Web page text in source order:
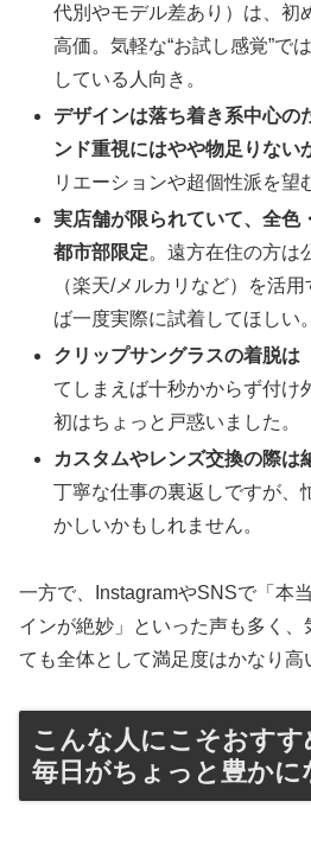
代別やモデル差あり）は、初
高価。気軽な“お試し感覚”で
している人向き。
デザインは落ち着き系中心の
ンド重視にはやや物足りない
リエーションや超個性派を望
実店舗が限られていて、全色
都市部限定。遠方在住の方は
（楽天/メルカリなど）を活
ば一度実際に試着してほしい。
クリップサングラスの着脱は
てしまえば十秒かからず付け
初はちょっと戸惑いました。
カスタムやレンズ交換の際は
丁寧な仕事の裏返しですが、
かしいかもしれません。
一方で、InstagramやSNSで「本
インが絶妙」といった声も多く
ても全体として満足度はかなり高
こんな人にこそおす
毎日がちょっと豊かに